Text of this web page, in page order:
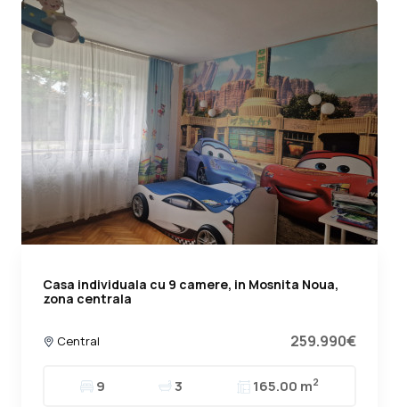
Casa individuala cu 9 camere, in Mosnita Noua,
zona centrala
Central 259.990€
9 3 165.00 m2